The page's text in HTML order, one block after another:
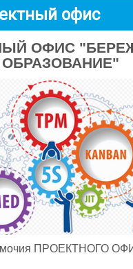
офис
ОФИС
ОБРАЗОВАНИЕ"
ПРОЕКТНОГО